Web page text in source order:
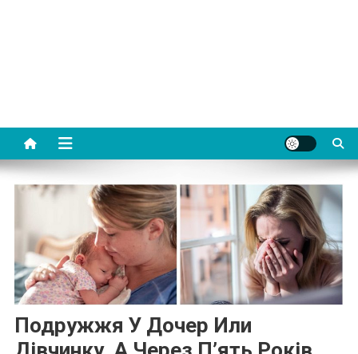
Подружжя У Дочер Или